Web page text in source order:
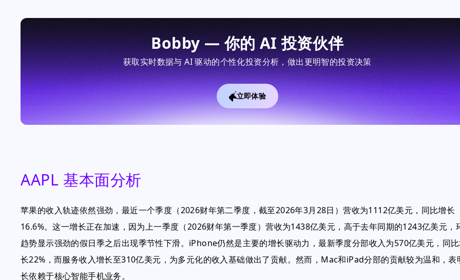
Bobby — 你的 AI 投资伙伴
获取实时数据与 AI 驱动的个性化投资分析，做出更明智的投资决策
立即体验
AAPL 基本面分析
苹果的收入轨迹依然强劲，最近一个季度（2026财年第二季度，截至2026年3月28日）营收为1112亿美元，同比增长
16.6%。这一增长正在加速，因为上一季度（2026财年第一季度）营收为1438亿美元，高于去年同期的1243亿美元，
趋势显示强劲的假日季之后出现季节性下滑。iPhone仍然是主要的增长驱动力，最新季度分部收入为570亿美元，同
长22%，而服务收入增长至310亿美元，为多元化的收入基础做出了贡献。然而，Mac和iPad分部的贡献较为温和，表
长依赖于核心智能手机业务。